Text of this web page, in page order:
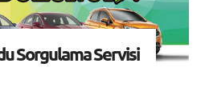
Sorgulama Servisi